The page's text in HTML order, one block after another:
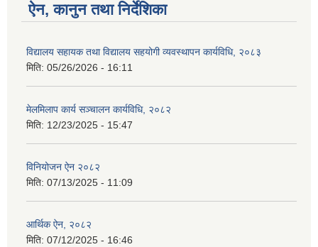
ऐन, कानुन तथा निर्देशिका
विद्यालय सहायक तथा विद्यालय सहयोगी व्यवस्थापन कार्यविधि, २०८३
मिति: 05/26/2026 - 16:11
मेलमिलाप कार्य सञ्चालन कार्यविधि, २०८२
मिति: 12/23/2025 - 15:47
विनियोजन ऐन २०८२
मिति: 07/13/2025 - 11:09
आर्थिक ऐन, २०८२
मिति: 07/12/2025 - 16:46